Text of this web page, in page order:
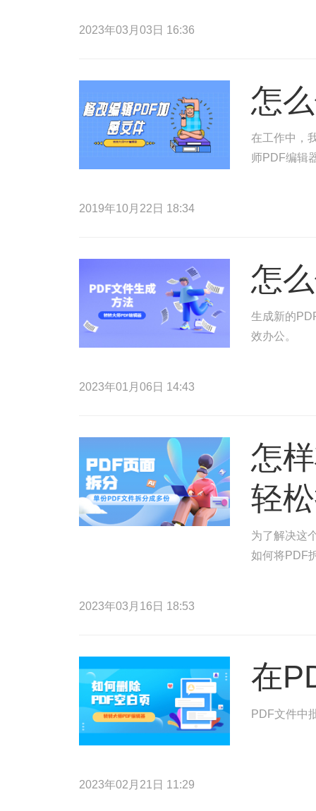
2023年03月03日 16:36
怎
在工作中，
师PDF编辑
2019年10月22日 18:34
怎
生成新的
效办公。
2023年01月06日 14:43
怎
轻
为了解决这
如何将PDF
2023年03月16日 18:53
在
PDF文件中
2023年02月21日 11:29